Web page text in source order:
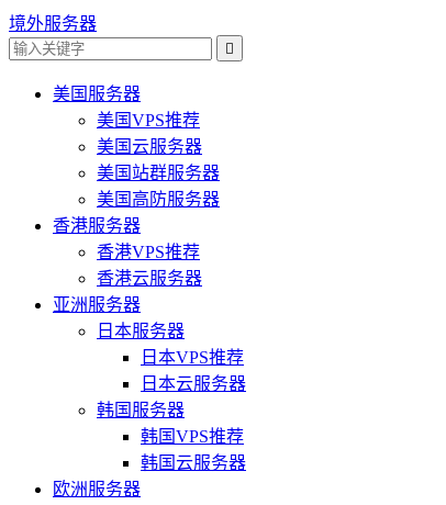
境外服务器

美国服务器
美国VPS推荐
美国云服务器
美国站群服务器
美国高防服务器
香港服务器
香港VPS推荐
香港云服务器
亚洲服务器
日本服务器
日本VPS推荐
日本云服务器
韩国服务器
韩国VPS推荐
韩国云服务器
欧洲服务器